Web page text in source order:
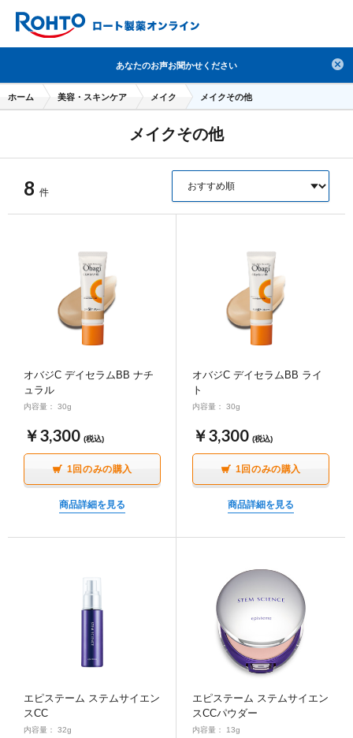
人気のキーワードで検索
目薬 ロートV5 日焼け止め 熱中症対策
セラミド オバジ
ハイドロキノン レチノール
冬虫夏草
ヘリオホワイト 数量限定
ブランドから探す 使用用途から探す
成分から探す 注目の商品 を見る
検索
ログイン / 新規会員登録
∟ 美容サプリメント
美容・スキンケア
∟ メイク
おトクなロート定期便
ポイントを貯める(美容情報・健康情報・読み物)
ロート製薬の想い
お問い合わせ
個人情報の取り扱い
医薬品の販売に関する表示
あなたのお声お聞かせください
ホーム 美容・スキンケア メイク メイクその他
メイクその他
8 件
オバジC デイセラムBB ナチ
ュラル
内容量： 30g
￥3,300 (税込)
1回のみの購入
商品詳細を見る
オバジC デイセラムBB ライ
ト
内容量： 30g
￥3,300 (税込)
1回のみの購入
商品詳細を見る
エピステーム ステムサイエン
スCC
内容量： 32g
エピステーム ステムサイエン
スCCパウダー
内容量： 13g